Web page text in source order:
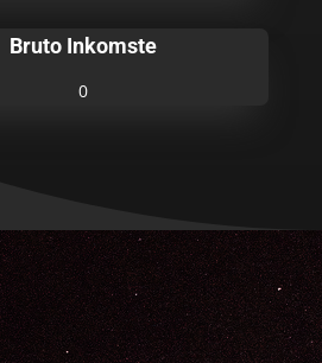
Bruto Inkomste
0